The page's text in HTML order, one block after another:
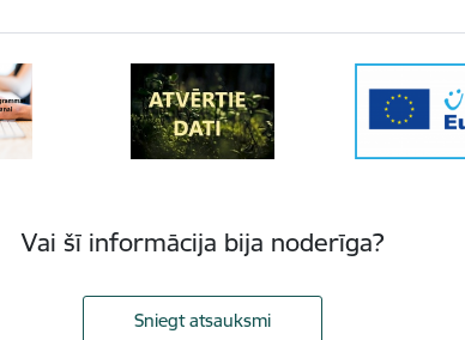
Vai šī informācija bija noderīga?
Sniegt atsauksmi